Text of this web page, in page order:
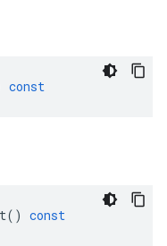
const
() const